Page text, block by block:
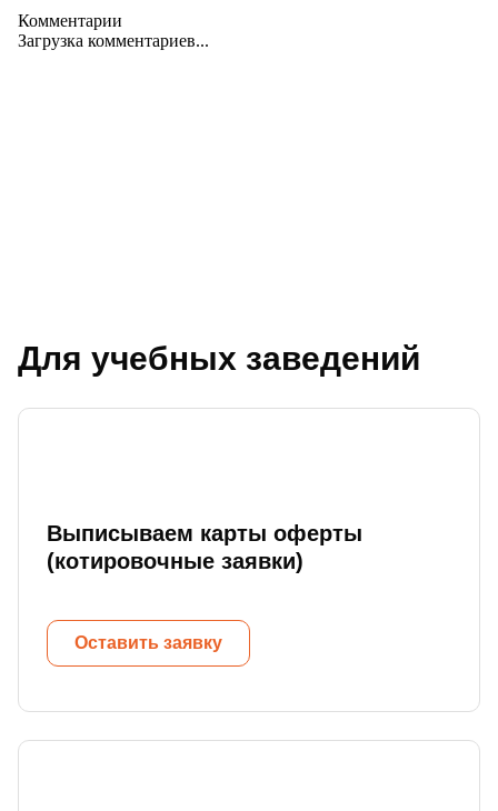
Комментарии
Загрузка комментариев...
Для учебных заведений
Выписываем карты оферты
(котировочные заявки)
Оставить заявку